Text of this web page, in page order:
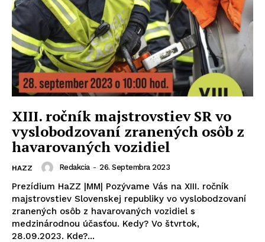
XIII. ročník majstrovstiev SR vo
vyslobodzovaní zranených osôb z
havarovaných vozidiel
HAZZ Redakcia - 26. Septembra 2023
Prezídium HaZZ |MM| Pozývame Vás na XIII. ročník
majstrovstiev Slovenskej republiky vo vyslobodzovaní
zranených osôb z havarovaných vozidiel s
medzinárodnou účasťou. Kedy? Vo štvrtok,
28.09.2023. Kde?...